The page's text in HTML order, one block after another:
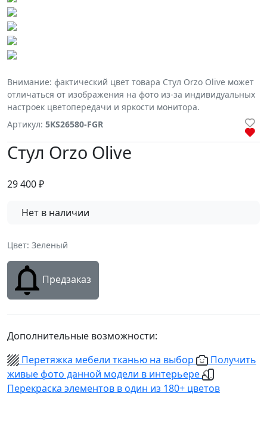
Внимание: фактический цвет товара Стул Orzo Olive может
отличаться от изображения на фото из-за индивидуальных
настроек цветопередачи и яркости монитора.
Артикул: 5KS26580-FGR
Стул Orzo Olive
29 400₽
Нет в наличии
Цвет: Зеленый
Предзаказ
Дополнительные возможности:
Перетяжка мебели тканью на выбор
Получить
живые фото данной модели в интерьере
Перекраска элементов в один из 180+ цветов